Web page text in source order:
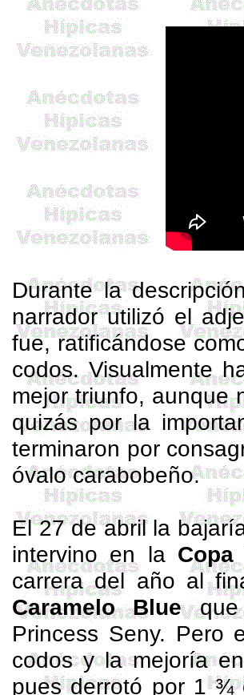
Durante la
narrador utilizó el
fue, ratificándose
codos. Visualmente
mejor triunfo, aunque
quizás por la
terminaron por
óvalo carabobeño.
El 27 de abril la
intervino en la Copa
carrera del año al
Caramelo Blueque
Princess Seny. Pero
codos y la mejoría
pues derrotó por 1 ¾